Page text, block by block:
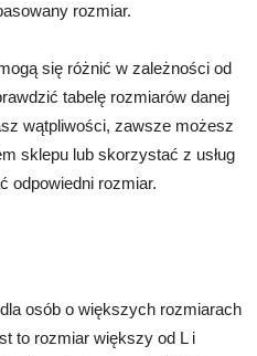
rozmiar.
się różnić w zależności od
tabelę rozmiarów danej
wątpliwości, zawsze możesz
sklepu lub skorzystać z usług
odpowiedni rozmiar.
osób o większych rozmiarach
to rozmiar większy od L i